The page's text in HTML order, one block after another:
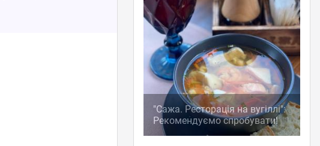
"Сажа. Ресторація на вугіллі":
Рекомендуємо спробувати!